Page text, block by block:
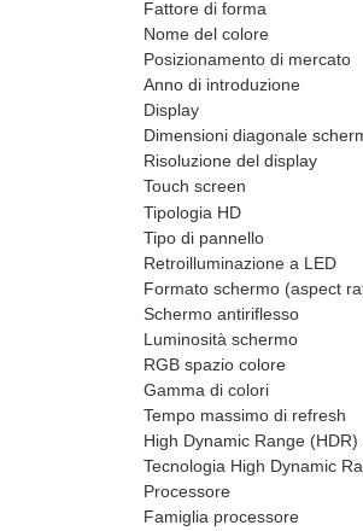
Fattore di forma
Nome del colore
Posizionamento di mercato
Anno di introduzione
Display
Dimensioni diagonale
Risoluzione del display
Touch screen
Tipologia HD
Tipo di pannello
Retroilluminazione a LED
Formato schermo (aspect
Schermo antiriflesso
Luminosità schermo
RGB spazio colore
Gamma di colori
Tempo massimo di refresh
High Dynamic Range
Tecnologia High Dynamic
Processore
Famiglia processore